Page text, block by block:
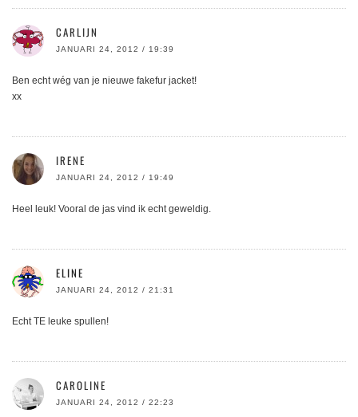
CARLIJN
JANUARI 24, 2012 / 19:39
Ben echt wég van je nieuwe fakefur jacket!
xx
IRENE
JANUARI 24, 2012 / 19:49
Heel leuk! Vooral de jas vind ik echt geweldig.
ELINE
JANUARI 24, 2012 / 21:31
Echt TE leuke spullen!
CAROLINE
JANUARI 24, 2012 / 22:23